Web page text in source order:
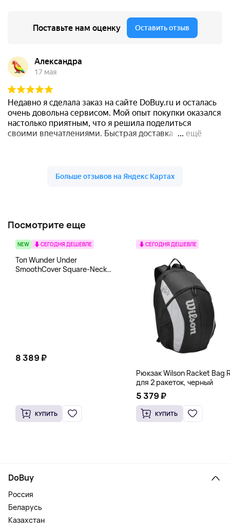
Посмотрите еще
NEW СЕГОДНЯ ДЕШЕВЛЕ
Топ Wunder Under
SmoothCover Square-Neck
8 389 ₽
КУПИТЬ
СЕГОДНЯ ДЕШЕВЛЕ
Рюкзак Wilson Racket Bag
для 2 ракеток, черный
5 379 ₽
КУПИТЬ
DoBuy
Россия
Беларусь
Казахстан